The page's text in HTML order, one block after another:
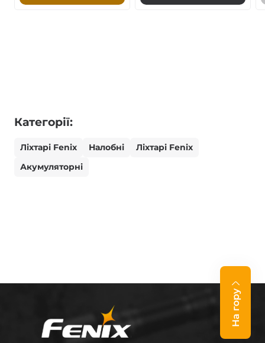
Категорії:
Ліхтарі Fenix Налобні
Ліхтарі Fenix
Акумуляторні
На гору